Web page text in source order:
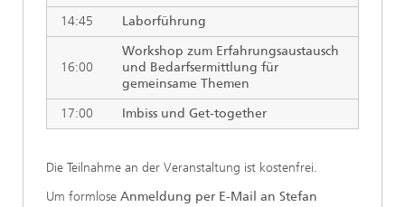
14:45
Laborführung
16:00
Workshop zum Erfahrungsaustausch
und Bedarfsermittlung für
gemeinsame Themen
17:00
Imbiss und Get-together
Die Teilnahme an der Veranstaltung ist kostenfrei.
Um formlose Anmeldung per E-Mail an Stefan